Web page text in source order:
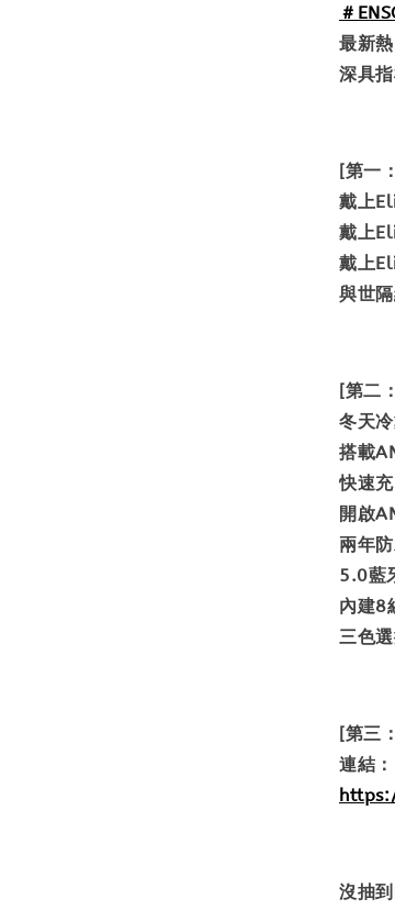
＃
最新
深具
[第一
戴上
戴上
戴上
與世
[第二
冬天
搭載
快速
開啟
兩年
5.0藍
內建8
三色
[第三
連結：
沒抽